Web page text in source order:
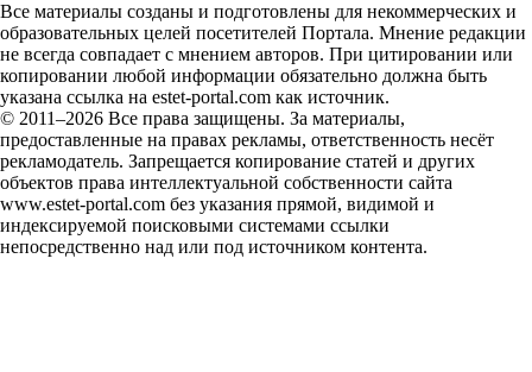
Все материалы созданы и подготовлены для некоммерческих и
образовательных целей посетителей Портала. Мнение редакции
не всегда совпадает с мнением авторов. При цитировании или
копировании любой информации обязательно должна быть
указана ссылка на estet-portal.com как источник.
© 2011–2026 Все права защищены. За материалы,
предоставленные на правах рекламы, ответственность несёт
рекламодатель. Запрещается копирование статей и других
объектов права интеллектуальной собственности сайта
www.estet-portal.com без указания прямой, видимой и
индексируемой поисковыми системами ссылки
непосредственно над или под источником контента.